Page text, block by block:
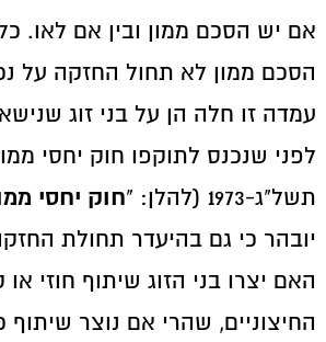
אם יש הסכם ממון ובין אם לאו.
הסכם ממון לא תחול החזקה על
לפני שנכנס לתוקפו חוק יחסי ממון
תשל"ג-1973 (להלן: "
חוק יחסי
יובהר כי גם בהיעדר תחולת
האם יצרו בני הזוג שיתוף חוזי או
החיצוניים, שהרי אם נוצר שיתוף